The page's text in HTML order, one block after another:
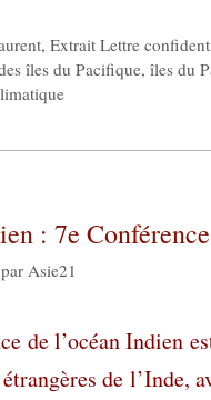
,Extrait Lettre
îles du Pacifique,îles du
: 7e
par Asie21
de l’océan Indien
de l’Inde,